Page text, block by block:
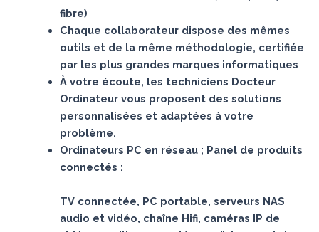
fibre)
Chaque collaborateur dispose des mêmes
outils et de la même méthodologie, certifiée
par les plus grandes marques informatiques
À votre écoute, les techniciens Docteur
Ordinateur vous proposent des solutions
personnalisées et adaptées à votre
problème.
Ordinateurs PC en réseau ; Panel de produits
connectés :
TV connectée, PC portable, serveurs NAS
audio et vidéo, chaîne Hifi, caméras IP de